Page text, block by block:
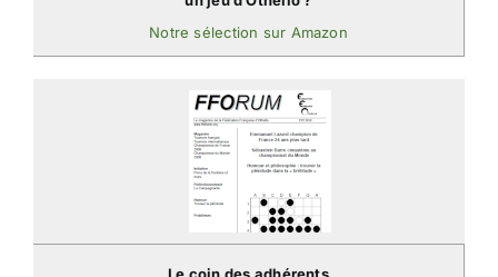
Notre sélection sur Amazon
Le coin des adhérents